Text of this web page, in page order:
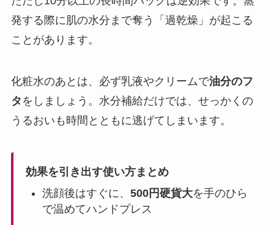
発する際に肌の水分まで奪う「過乾燥」が起こる
ことがあります。
化粧水のあとは、必ず乳液やクリームで油分のフ
タ をしましょう。水分補給だけでは、せっかくの
うるおいも時間とともに逃げてしまいます。
効果を引き出す使い方まとめ
洗顔後はすぐに、 500円硬貨大を手のひら
で温めてハンドプレス